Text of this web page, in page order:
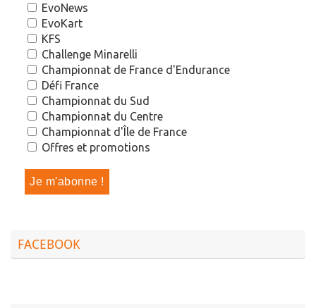
EvoNews
EvoKart
KFS
Challenge Minarelli
Championnat de France d'Endurance
Défi France
Championnat du Sud
Championnat du Centre
Championnat d'Île de France
Offres et promotions
FACEBOOK